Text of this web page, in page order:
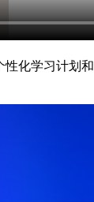
化学习计划